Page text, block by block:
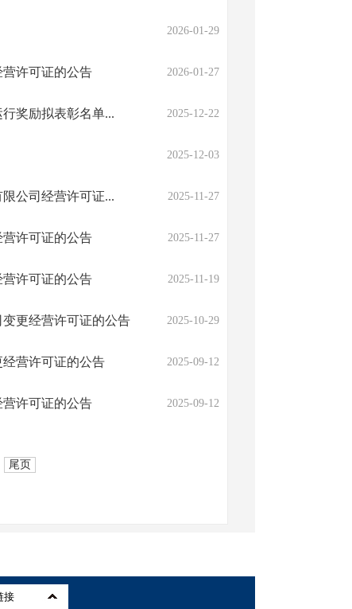
2026-01-29
许可证的公告 2026-01-27
奖励拟表彰名单... 2025-12-22
2025-12-03
公司经营许可证... 2025-11-27
许可证的公告 2025-11-27
许可证的公告 2025-11-19
更经营许可证的公告 2025-10-29
营许可证的公告 2025-09-12
许可证的公告 2025-09-12
尾页